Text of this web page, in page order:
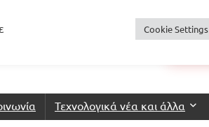
0
Τεχνολογικά νέα και άλλα
Cookie Settings